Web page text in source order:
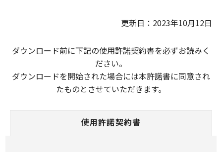
更新日：2023年10月12日
ダウンロード前に下記の使用許諾契約書を必ずお読みく
ださい。
ダウンロードを開始された場合には本許諾書に同意され
たものとさせていただきます。
使用許諾契約書